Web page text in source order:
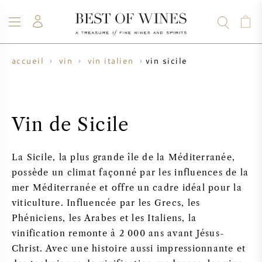
VIN
NOUVEAUTÉS
PRODUCTEUR DE VIN
TABLEAU DES MILLESIMES
PRÉVENTE
CHAMPAGNE
KRUG
BOLLINGER
WHISKY
RHUM
SPIRITUEUX
VENTE
VENTE DE WHISKY
PRÉVENTE
BORDEAUX EN PRIMEUR
BLOG
À PROPOS
accueil vin vin italien vin sicile
Vin de Sicile
La Sicile, la plus grande île de la Méditerranée,
possède un climat façonné par les influences de la
mer Méditerranée et offre un cadre idéal pour la
viticulture. Influencée par les Grecs, les
Phéniciens, les Arabes et les Italiens, la
vinification remonte à 2 000 ans avant Jésus-
Christ. Avec une histoire aussi impressionnante et